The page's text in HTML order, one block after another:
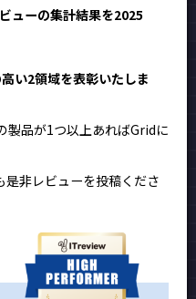
ューの集計結果を2025
い2領域を表彰いたしま
製品が1つ以上あればGridに
非レビューを投稿くださ